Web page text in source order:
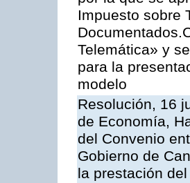
Impuesto sobre
Telemática» y
para la
modelo
Resolución, 16
de Economía,
del Convenio
Gobierno de
la prestación